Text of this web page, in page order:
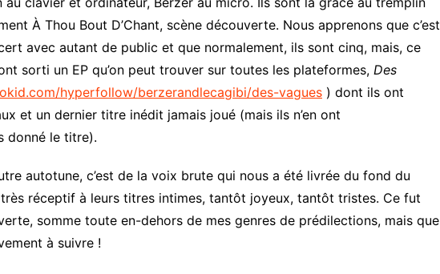
À Thou Bout D’Chant, scène découverte. Nous apprenons que c’est
avec autant de public et que normalement, ils sont cinq, mais, ce
sorti un EP qu’on peut trouver sur toutes les plateformes, Des
hyperfollow/berzerandlecagibi/des-vagues ) dont ils ont
et un dernier titre inédit jamais joué (mais ils n’en ont
donné le titre).
autotune, c’est de la voix brute qui nous a été livrée du fond du
réceptif à leurs titres intimes, tantôt joyeux, tantôt tristes. Ce fut
somme toute en-dehors de mes genres de prédilections, mais que
à suivre !